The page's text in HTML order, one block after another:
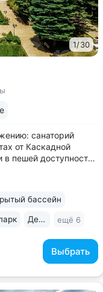
1/30
санаторий
от Каскадной
в пешей доступности
№ 3 и № 2Б •
Выбрать
бассейн
Дети с 2 лет ещё 6